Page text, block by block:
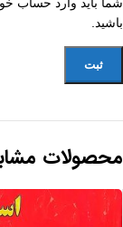
باشید.
محصولات